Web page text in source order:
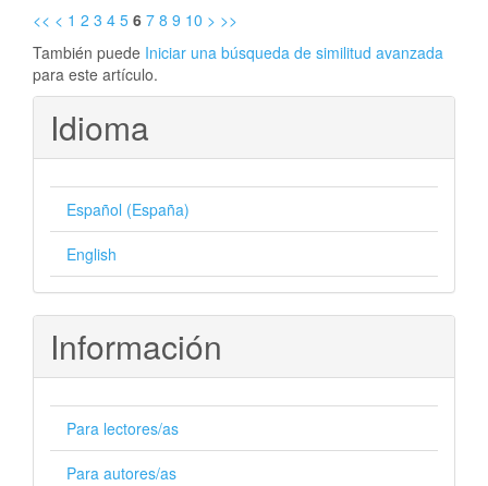
<< < 1 2 3 4 5 6 7 8 9 10 > >>
También puede Iniciar una búsqueda de similitud avanzada
para este artículo.
Idioma
Español (España)
English
Información
Para lectores/as
Para autores/as